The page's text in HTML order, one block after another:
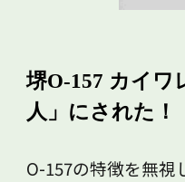
堺O-157 カイワ
人」にされた！
O-157の特徴を無視